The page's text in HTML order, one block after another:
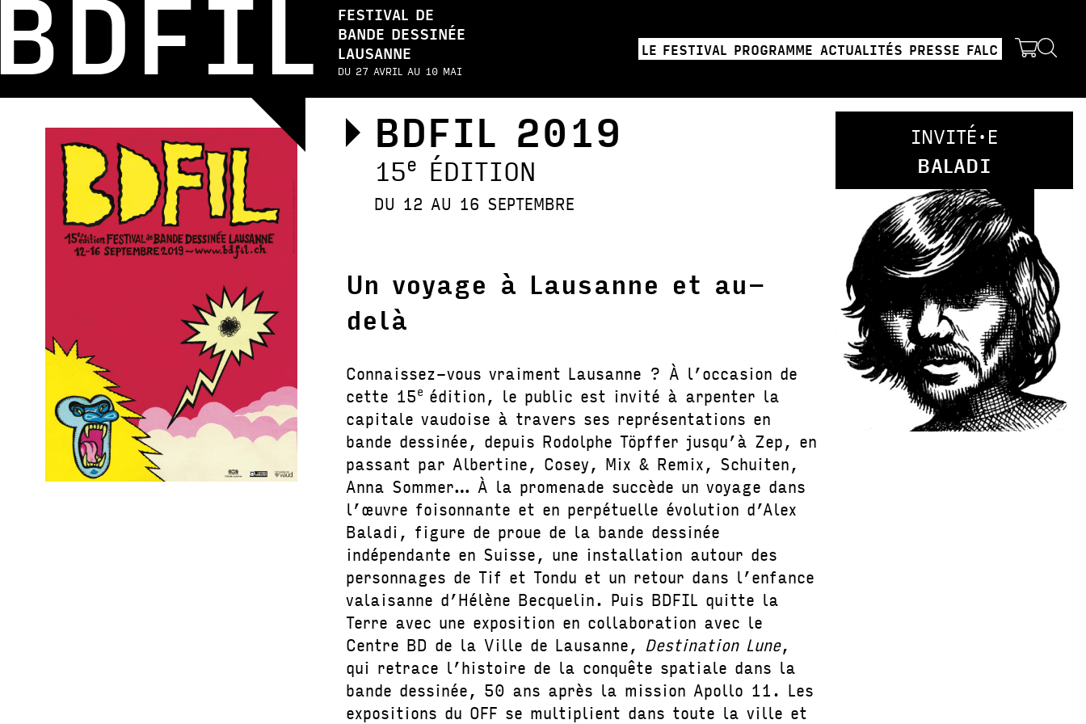
FESTIVAL DE
BANDE DESSINÉE
LAUSANNE
DU 27 AVRIL AU 10 MAI
LE FESTIVAL PROGRAMME ACTUALITÉS PRESSE FALC
BDFIL 2019
15e ÉDITION
DU 12 AU 16 SEPTEMBRE
Un voyage à Lausanne et au-
delà
Connaissez-vous vraiment Lausanne ? À l’occasion de
cette 15e édition, le public est invité à arpenter la
capitale vaudoise à travers ses représentations en
bande dessinée, depuis Rodolphe Töpffer jusqu’à Zep, en
passant par Albertine, Cosey, Mix & Remix, Schuiten,
Anna Sommer… À la promenade succède un voyage dans
l’œuvre foisonnante et en perpétuelle évolution d’Alex
Baladi, figure de proue de la bande dessinée
indépendante en Suisse, une installation autour des
personnages de Tif et Tondu et un retour dans l’enfance
valaisanne d’Hélène Becquelin. Puis BDFIL quitte la
Terre avec une exposition en collaboration avec le
Centre BD de la Ville de Lausanne, Destination Lune,
qui retrace l’histoire de la conquête spatiale dans la
bande dessinée, 50 ans après la mission Apollo 11. Les
expositions du OFF se multiplient dans toute la ville et
INVITÉ·E
BALADI